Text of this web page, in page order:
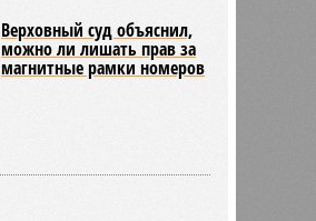
Верховный суд объяснил,
можно ли лишать прав за
магнитные рамки номеров